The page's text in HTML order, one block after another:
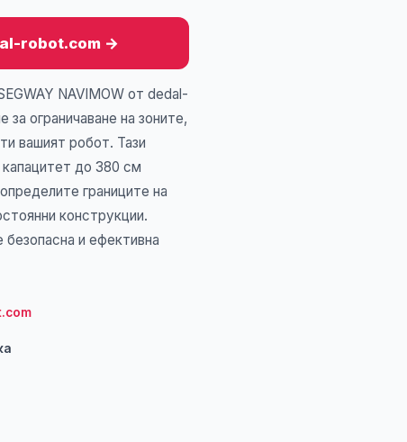
robot.com →
NAVIMOW от dedal-
ограничаване на зоните,
вашият робот. Тази
капацитет до 380 см
границите на
конструкции.
и ефективна